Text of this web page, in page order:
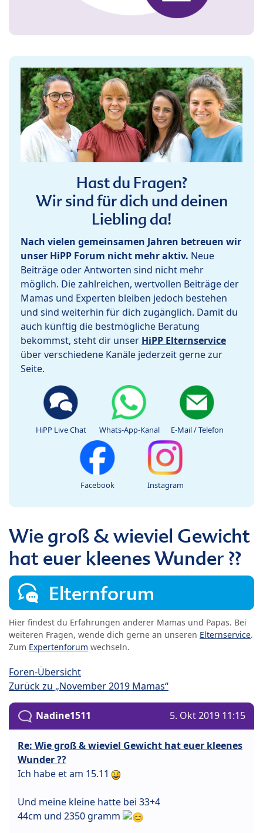
Hast du Fragen?
Wir sind für dich und deinen
Liebling da!
Nach vielen gemeinsamen Jahren betreuen wir
unser HiPP Forum nicht mehr aktiv. Neue
Beiträge oder Antworten sind nicht mehr
möglich. Die zahlreichen, wertvollen Beiträge der
Mamas und Experten bleiben jedoch bestehen
und sind weiterhin für dich zugänglich. Damit du
auch künftig die bestmögliche Beratung
bekommst, steht dir unser HiPP Elternservice
über verschiedene Kanäle jederzeit gerne zur
Seite.
HiPP Live Chat Whats-App-Kanal E-Mail / Telefon
Facebook Instagram
Wie groß & wieviel Gewicht
hat euer kleenes Wunder ??
Elternforum
Hier findest du Erfahrungen anderer Mamas und Papas. Bei
weiteren Fragen, wende dich gerne an unseren Elternservice.
Zum Expertenforum wechseln.
Foren-Übersicht
Zurück zu „November 2019 Mamas“
Nadine1511 5. Okt 2019 11:15
Re: Wie groß & wieviel Gewicht hat euer kleenes
Wunder ??
Ich habe et am 15.11
Und meine kleine hatte bei 33+4
44cm und 2350 gramm